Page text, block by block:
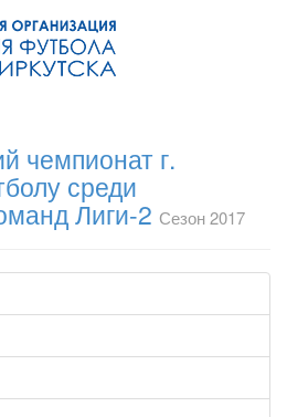
чемпионат г.
среди
Лиги-2 Сезон 2017